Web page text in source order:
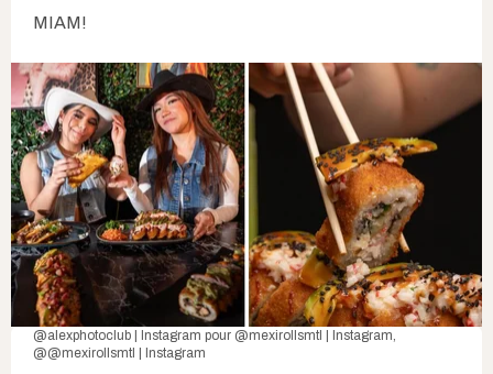
MIAM!
@alexphotoclub | Instagram pour @mexirollsmtl | Instagram,
@@mexirollsmtl | Instagram